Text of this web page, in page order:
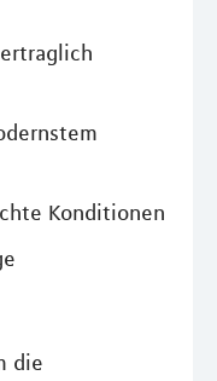
Konditionen
die